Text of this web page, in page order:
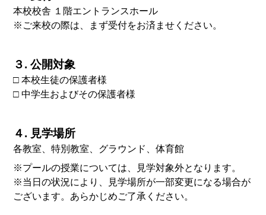
本校校舎 １階エントランスホール
※ご来校の際は、まず受付をお済ませください。
３. 公開対象
□ 本校生徒の保護者様
□ 中学生およびその保護者様
４. 見学場所
各教室、特別教室、グラウンド、体育館
※プールの授業については、見学対象外となります。
※当日の状況により、見学場所が一部変更になる場合が
ございます。あらかじめご了承ください。